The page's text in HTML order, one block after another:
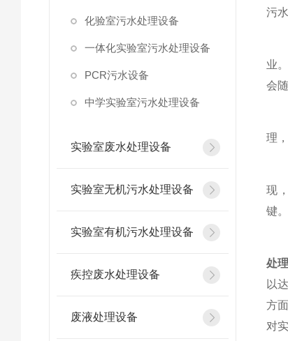
化验室污水处理设备
一体化实验室污水处理设备
PCR污水设备
中学实验室污水处理设备
实验室废水处理设备
实验室无机污水处理设备
实验室有机污水处理设备
疾控废水处理设备
废液处理设备
污
简
业
会
所
理
实
现
键。
一
处
以
方
对